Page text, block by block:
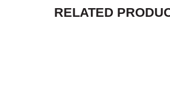
RELATED